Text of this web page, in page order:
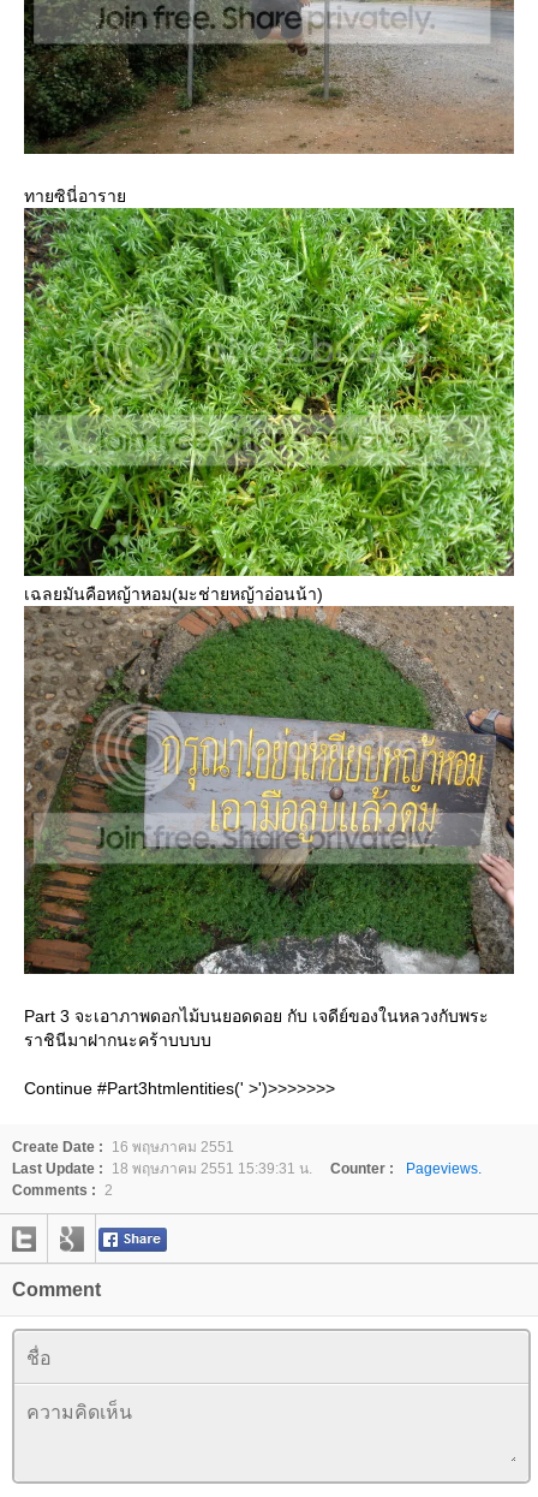
ทายซินี่อาราย
เฉลยมันคือหญ้าหอม(มะช่ายหญ้าอ่อนน้า)
Part 3 จะเอาภาพดอกไม้บนยอดดอย กับ เจดีย์ของในหลวงกับพระ
ราชินีมาฝากนะคร้าบบบบ
Continue #Part3htmlentities(' >')>>>>>>>
Create Date :
16 พฤษภาคม 2551
Last Update :
18 พฤษภาคม 2551 15:39:31 น. Counter :
Pageviews.
Comments : 2
Comment